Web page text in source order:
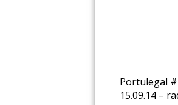
Portulegal #
15.09.14 –